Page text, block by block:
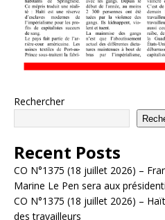
Rechercher
Recent Posts
CO N°1375 (18 juillet 2026) –
Marine Le Pen sera aux
CO N°1375 (18 juillet 2026) –
des travailleurs